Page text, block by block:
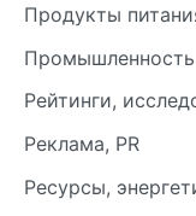
Продукты
Промышленность
Рейтинги,
Реклама, PR
Ресурсы,